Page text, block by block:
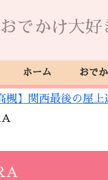
おでかけ大
ホーム おで
槻】関西最後の屋上